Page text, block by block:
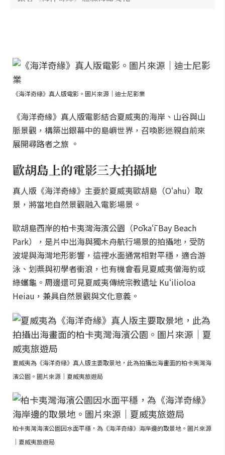
《海洋奇緣》真人版電影。圖片來源｜迪士尼影業
《海洋奇緣》真人版電影結合夏威夷的海岸、山谷與山
脈景觀，構築出銀幕中的島嶼世界，召喚影迷親自前來
展開尋路者之旅 。
歐胡島上的電影三大拍攝地
真人版《海洋奇緣》主要於夏威夷歐胡島（Oʻahu）取
景，將當地自然景觀融入電影場景。
歐胡島西岸的柏卡夷灣海濱公園（Pōkaʻī Bay Beach
Park），是片中出海與獨木舟航行場景的拍攝地，受防
波堤與海灣地形影響，這裡水面通常相對平穩，適合游
泳、划槳與初學者衝浪，也有機會看見夏威夷僧海豹或
綠蠵龜。周邊還可見夏威夷傳統宗教遺址 Kuʻilioloa
Heiau，兼具自然景觀與文化意義。
夏威夷為《海洋奇緣》真人版主要取景地，此為拍攝出海畫面的柏卡夷灣海
濱公園。圖片來源｜夏威夷旅遊局
柏卡夷灣海濱公園因水面平穩，為《海洋奇緣》海岸邊的取景地。圖片來源
｜夏威夷旅遊局